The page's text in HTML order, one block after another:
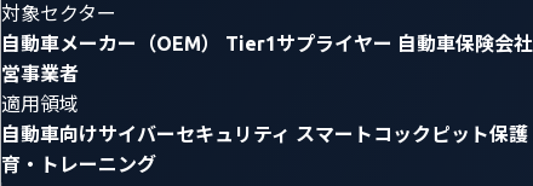
対象セクター
自動車メーカー（OEM）
Tier1サプライヤー 自動車保険会社
営事業者
適用領域
自動車向けサイバーセキュリティ スマートコックピット保護
育・トレーニング